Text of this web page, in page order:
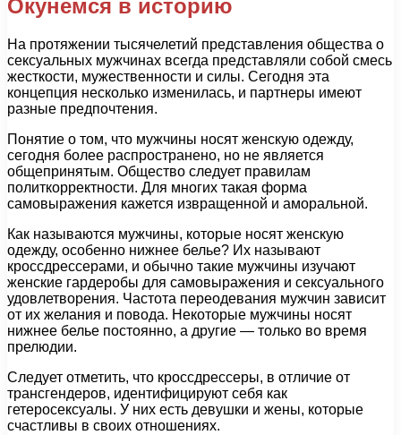
Окунемся в историю
На протяжении тысячелетий представления общества о
сексуальных мужчинах всегда представляли собой смесь
жесткости, мужественности и силы. Сегодня эта
концепция несколько изменилась, и партнеры имеют
разные предпочтения.
Понятие о том, что мужчины носят женскую одежду,
сегодня более распространено, но не является
общепринятым. Общество следует правилам
политкорректности. Для многих такая форма
самовыражения кажется извращенной и аморальной.
Как называются мужчины, которые носят женскую
одежду, особенно нижнее белье? Их называют
кроссдрессерами, и обычно такие мужчины изучают
женские гардеробы для самовыражения и сексуального
удовлетворения. Частота переодевания мужчин зависит
от их желания и повода. Некоторые мужчины носят
нижнее белье постоянно, а другие — только во время
прелюдии.
Следует отметить, что кроссдрессеры, в отличие от
трансгендеров, идентифицируют себя как
гетеросексуалы. У них есть девушки и жены, которые
счастливы в своих отношениях.